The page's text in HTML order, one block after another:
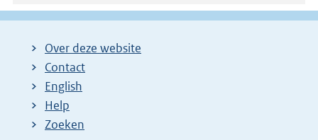
Over deze website
Contact
English
Help
Zoeken